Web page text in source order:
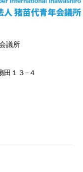
議所
田１３−４